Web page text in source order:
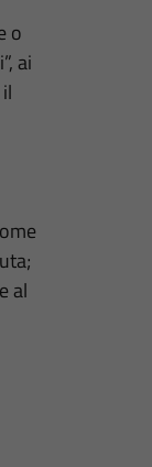
o
ai
al